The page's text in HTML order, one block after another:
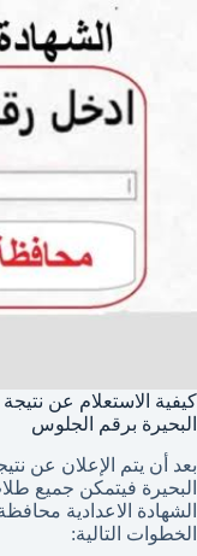
كيفية الاستعلام عن
البحيرة برقم الجلوس
بعد أن يتم الإعلان عن
البحيرة فيتمكن جميع
الشهادة الاعدادية
الخطوات التالية: